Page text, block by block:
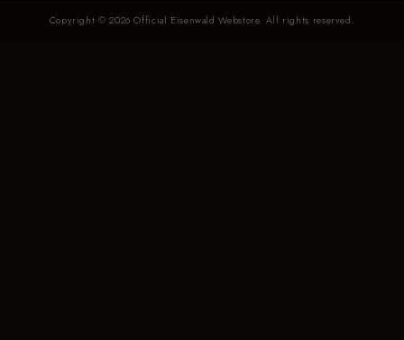
Copyright © 2026 Official Eisenwald Webstore. All rights reserved.